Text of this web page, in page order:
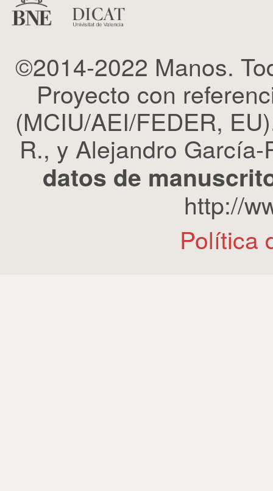
©2014-2022 Manos.
Proyecto con
(MCIU/AEI/FEDER,
R., y Alejandro
datos de
http://
Política